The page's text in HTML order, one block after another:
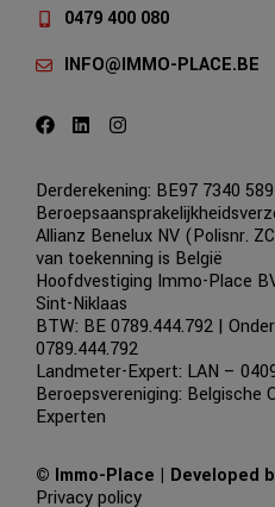
0479 400 080
INFO@IMMO-PLACE.BE
Derderekening: BE97 7340
Allianz Benelux NV (Polisnr.
van toekenning is België
Hoofdvestiging Immo-Place
Sint-Niklaas
BTW: BE 0789.444.792 |
0789.444.792
Landmeter-Expert: LAN –
Beroepsvereniging: Belgische
Experten
© Immo-Place | Developed
Privacy policy